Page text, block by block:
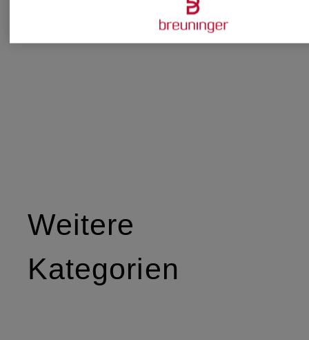
Weitere
Kategorien